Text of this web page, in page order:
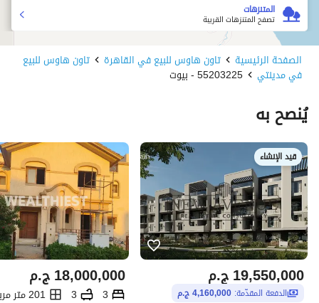
المتنزهات
تصفح المتنزهات القريبة
الصفحة الرئيسية تاون هاوس للبيع في القاهرة تاون هاوس للبيع
في مدينتي 55203225 - بيوت
يُنصح به
قيد الإنشاء
ج.م19,550,000
الدفعة المقدّمة: 4,160,000 ج.م
ج.م18,000,000
3
3 201 متر مربع